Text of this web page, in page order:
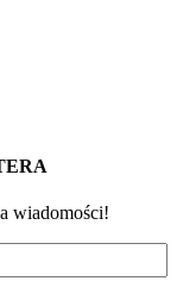
wiadomości!